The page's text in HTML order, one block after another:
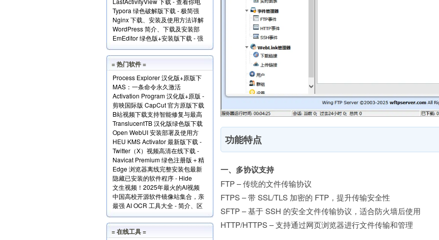
下载
脑上的所有操作记录！
Typora 绿色破解版下载 - 极简强
大的本地 Markdown 编辑器
Nginx 下载、安装及使用方法详解
WordPress 简介、下载及安装部
署详解
EmEditor 绿色版+安装版下载 - 强
大专业的文本编辑器
= 热门软件 =
Process Explorer 汉化版+原版下
载 - 超强进程管理工具
MAS：一条命令永久激活
Windows和Office+实现原理解读
Activation Program 汉化版+原版 -
永久激活Windows和Office
剪映国际版 CapCut 官方原版下载
- 免费享用VIP会员功能
B站视频下载支持智能修复与最高
清版 - Bili23 Downloader
TranslucentTB 汉化版绿色版下载
- 任务栏透明化小工具
Open WebUI 安装部署及使用方
法 - 本地网页版 AI 系统
HEU KMS Activator 最新版下载 -
Windows/Office激活神器
Twitter（X）视频高清在线下载 -
SSSTwitter
Navicat Premium 绿色注册版＋精
简版＋使用方法
Edge 浏览器离线完整安装包最新
版下载
隐藏已安装的软件程序 - Hide
From Uninstall List 下载
文生视频！2025年最火的AI视频
生成工具TOP10
中国高校开源软件镜像站集合，亲
测全部可用！
最强 AI OCR 工具大全 - 简介、区
别、优势及访问地址
= 在线工具 =
功能特点
一、多协议支持
FTP – 传统的文件传输协议
FTPS – 带 SSL/TLS 加密的 FTP，提升传输安全性
SFTP – 基于 SSH 的安全文件传输协议，适合防火墙后使用
HTTP/HTTPS – 支持通过网页浏览器进行文件传输和管理